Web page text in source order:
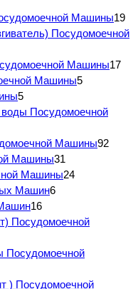
Машины19
Посудомоечной
Машины17
Машины5
5
воды Посудомоечной
Машины92
Машины31
Машины24
Машин6
16
Посудомоечной
Посудомоечной
) Посудомоечной